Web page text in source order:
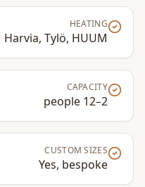
HEATING
Harvia, Tylö, HUUM
CAPACITY
2–12 people
CUSTOM SIZES
Yes, bespoke